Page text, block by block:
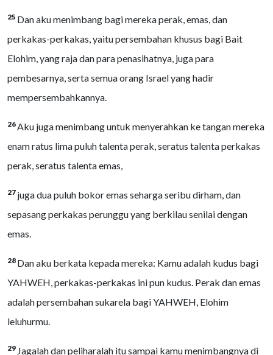
25 Dan aku menimbang bagi mereka perak, emas, dan
perkakas-perkakas, yaitu persembahan khusus bagi Bait
Elohim, yang raja dan para penasihatnya, juga para
pembesarnya, serta semua orang Israel yang hadir
mempersembahkannya.
26Aku juga menimbang untuk menyerahkan ke tangan mereka
enam ratus lima puluh talenta perak, seratus talenta perkakas
perak, seratus talenta emas,
27 juga dua puluh bokor emas seharga seribu dirham, dan
sepasang perkakas perunggu yang berkilau senilai dengan
emas.
28 Dan aku berkata kepada mereka: Kamu adalah kudus bagi
YAHWEH, perkakas-perkakas ini pun kudus. Perak dan emas
adalah persembahan sukarela bagi YAHWEH, Elohim
leluhurmu.
29 Jagalah dan peliharalah itu sampai kamu menimbangnya di